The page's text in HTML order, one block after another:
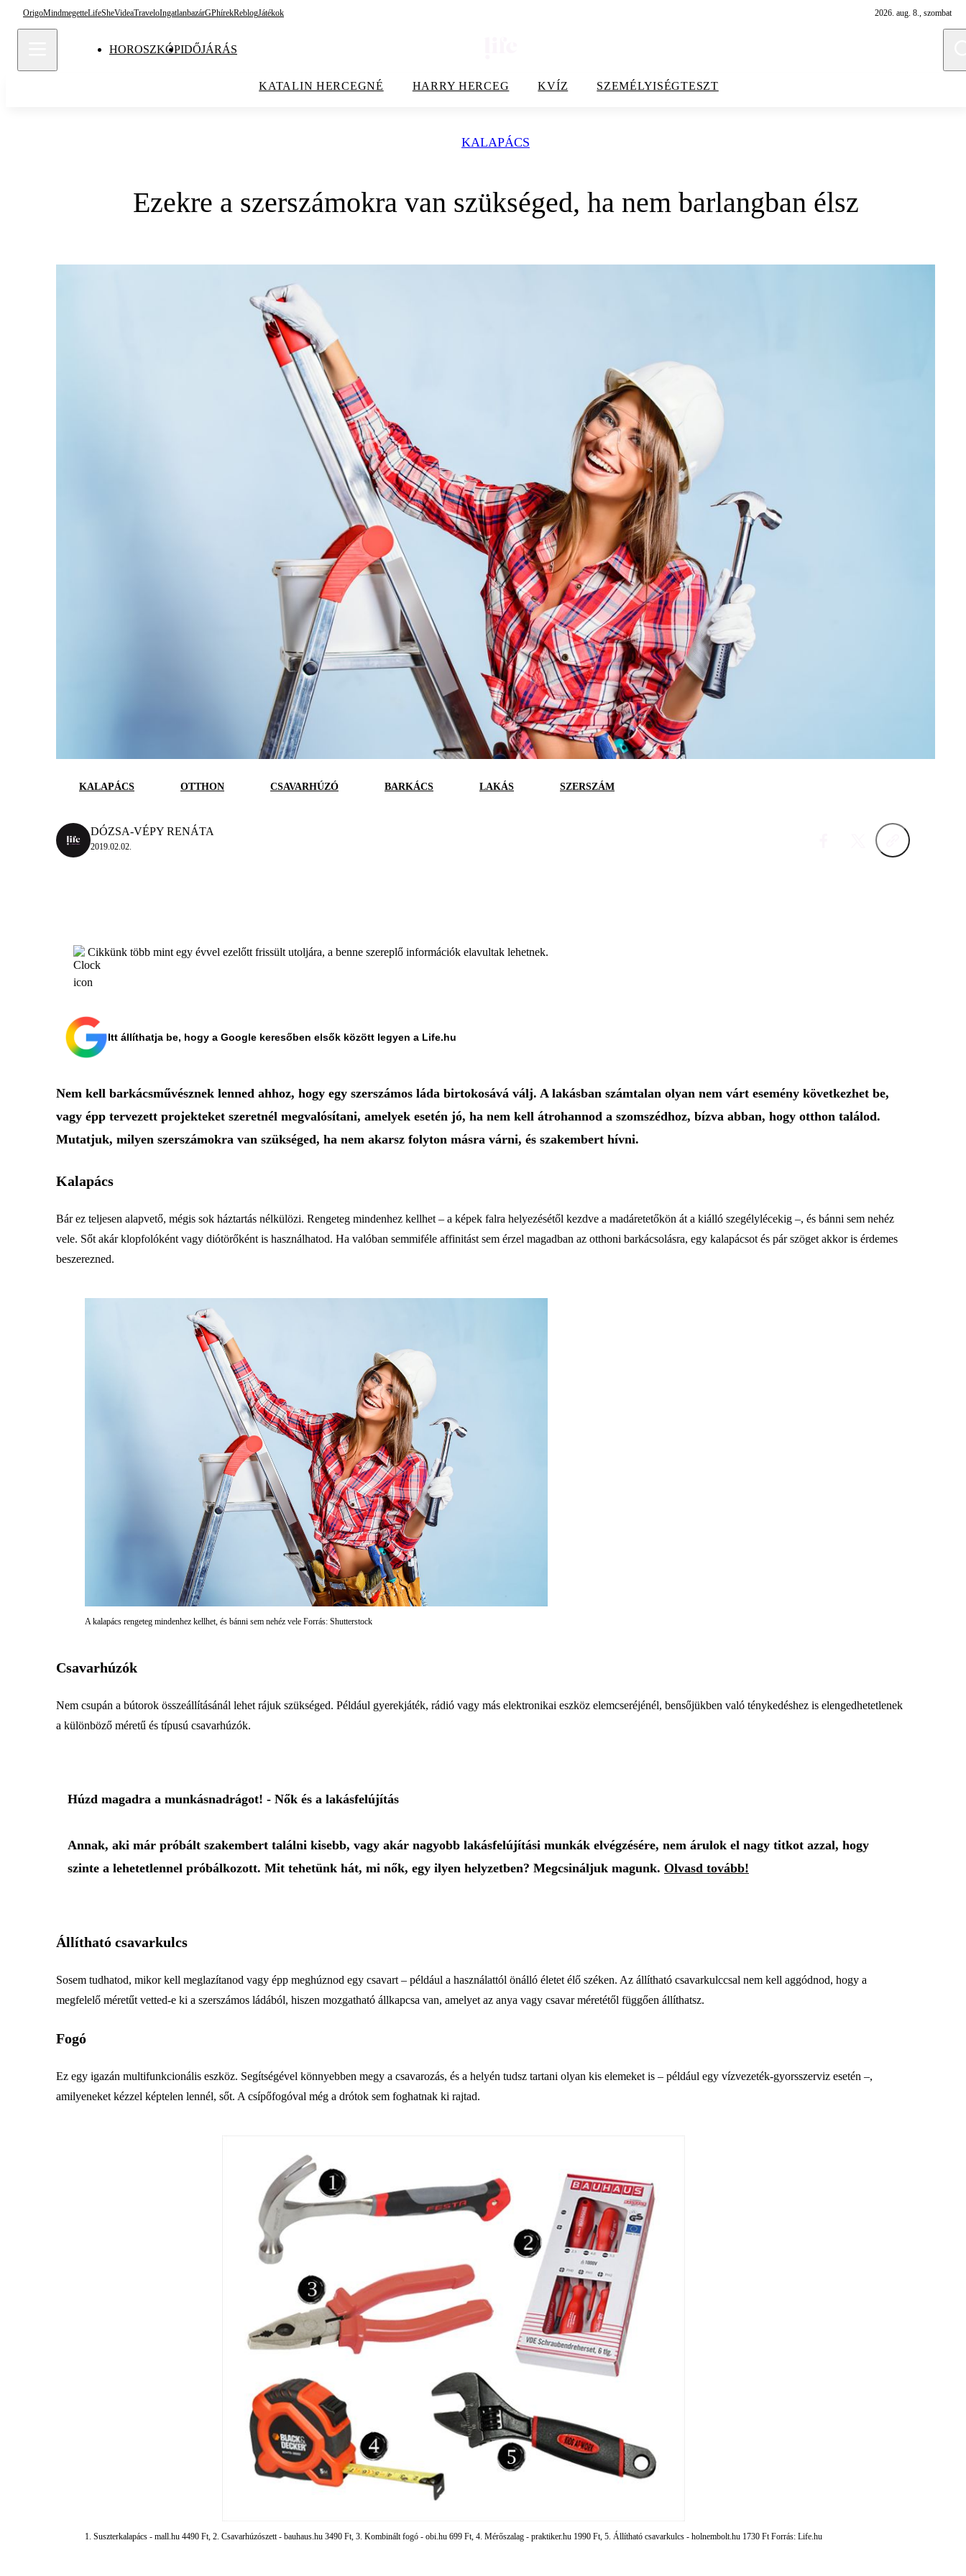
OrigoMindmegetteLifeSheVideaTraveloIngatlanbazárGPhírekReblogJátékok 2026. aug. 8., szombat
HOROSZKÓPIDŐJÁRÁS
KATALIN HERCEGNÉ HARRY HERCEG KVÍZ SZEMÉLYISÉGTESZT
KALAPÁCS
Ezekre a szerszámokra van szükséged, ha nem barlangban élsz
KALAPÁCS OTTHON CSAVARHÚZÓ BARKÁCS LAKÁS SZERSZÁM
DÓZSA-VÉPY RENÁTA
2019.02.02.
Cikkünk több mint egy évvel ezelőtt frissült utoljára, a benne szereplő információk elavultak lehetnek.
Itt állíthatja be, hogy a Google keresőben elsők között legyen a Life.hu
Nem kell barkácsművésznek lenned ahhoz, hogy egy szerszámos láda birtokosává válj. A lakásban számtalan olyan nem várt esemény következhet be,
vagy épp tervezett projekteket szeretnél megvalósítani, amelyek esetén jó, ha nem kell átrohannod a szomszédhoz, bízva abban, hogy otthon találod.
Mutatjuk, milyen szerszámokra van szükséged, ha nem akarsz folyton másra várni, és szakembert hívni.
Kalapács
Bár ez teljesen alapvető, mégis sok háztartás nélkülözi. Rengeteg mindenhez kellhet – a képek falra helyezésétől kezdve a madáretetőkön át a kiálló szegélylécekig –, és bánni sem nehéz
vele. Sőt akár klopfolóként vagy diótörőként is használhatod. Ha valóban semmiféle affinitást sem érzel magadban az otthoni barkácsolásra, egy kalapácsot és pár szöget akkor is érdemes
beszerezned.
A kalapács rengeteg mindenhez kellhet, és bánni sem nehéz vele Forrás: Shutterstock
Csavarhúzók
Nem csupán a bútorok összeállításánál lehet rájuk szükséged. Például gyerekjáték, rádió vagy más elektronikai eszköz elemcseréjénél, bensőjükben való ténykedéshez is elengedhetetlenek
a különböző méretű és típusú csavarhúzók.
Húzd magadra a munkásnadrágot! - Nők és a lakásfelújítás
Annak, aki már próbált szakembert találni kisebb, vagy akár nagyobb lakásfelújítási munkák elvégzésére, nem árulok el nagy titkot azzal, hogy
szinte a lehetetlennel próbálkozott. Mit tehetünk hát, mi nők, egy ilyen helyzetben? Megcsináljuk magunk. Olvasd tovább!
Állítható csavarkulcs
Sosem tudhatod, mikor kell meglazítanod vagy épp meghúznod egy csavart – például a használattól önálló életet élő széken. Az állítható csavarkulccsal nem kell aggódnod, hogy a
megfelelő méretűt vetted-e ki a szerszámos ládából, hiszen mozgatható állkapcsa van, amelyet az anya vagy csavar méretétől függően állíthatsz.
Fogó
Ez egy igazán multifunkcionális eszköz. Segítségével könnyebben megy a csavarozás, és a helyén tudsz tartani olyan kis elemeket is – például egy vízvezeték-gyorsszerviz esetén –,
amilyeneket kézzel képtelen lennél, sőt. A csípőfogóval még a drótok sem foghatnak ki rajtad.
1. Suszterkalapács - mall.hu 4490 Ft, 2. Csavarhúzószett - bauhaus.hu 3490 Ft, 3. Kombinált fogó - obi.hu 699 Ft, 4. Mérőszalag - praktiker.hu 1990 Ft, 5. Állítható csavarkulcs - holnembolt.hu 1730 Ft Forrás: Life.hu